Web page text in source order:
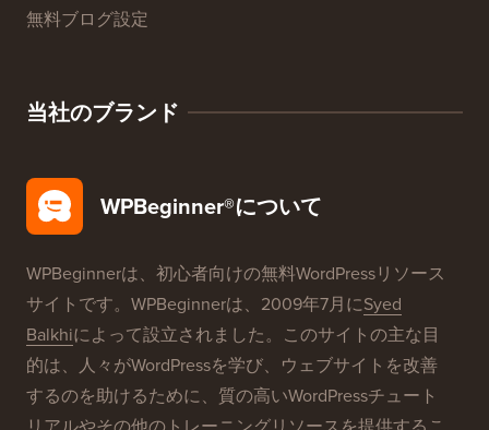
無料ブログ設定
当社のブランド
WPBeginner®について
WPBeginnerは、初心者向けの無料WordPressリソース
サイトです。WPBeginnerは、2009年7月にSyed
Balkhiによって設立されました。このサイトの主な目
的は、人々がWordPressを学び、ウェブサイトを改善
するのを助けるために、質の高いWordPressチュート